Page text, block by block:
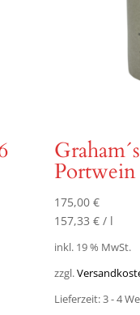
175,00€
157,33€ / l
inkl. 19 % MwSt.
zzgl.
Lieferzeit:3 - 4